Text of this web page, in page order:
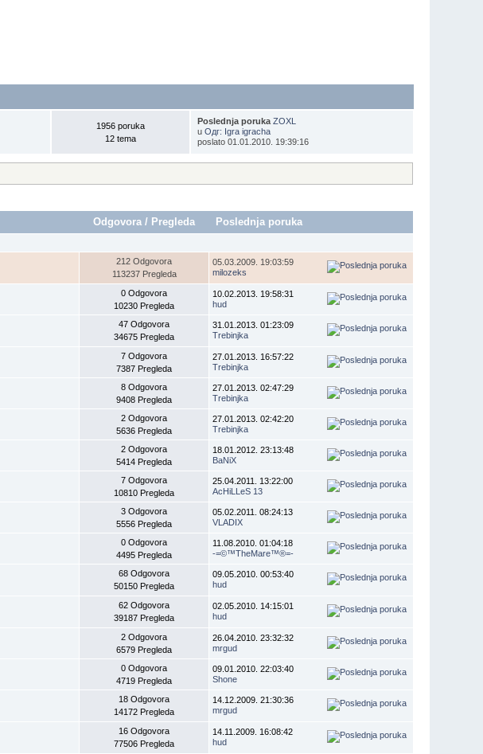
1956 poruka
12 tema
Poslednja poruka ZOXL
u Одг: Igra igracha
poslato 01.01.2010. 19:39:16
Odgovora/ Pregleda Poslednja poruka
212 Odgovora
113237 Pregleda
05.03.2009. 19:03:59
milozeks
0 Odgovora
10230 Pregleda
10.02.2013. 19:58:31
hud
47 Odgovora
34675 Pregleda
31.01.2013. 01:23:09
Trebinjka
7 Odgovora
7387 Pregleda
27.01.2013. 16:57:22
Trebinjka
8 Odgovora
9408 Pregleda
27.01.2013. 02:47:29
Trebinjka
2 Odgovora
5636 Pregleda
27.01.2013. 02:42:20
Trebinjka
2 Odgovora
5414 Pregleda
18.01.2012. 23:13:48
BaNiX
7 Odgovora
10810 Pregleda
25.04.2011. 13:22:00
AcHiLLeS 13
3 Odgovora
5556 Pregleda
05.02.2011. 08:24:13
VLADIX
0 Odgovora
4495 Pregleda
11.08.2010. 01:04:18
-=©™TheMare™®=-
68 Odgovora
50150 Pregleda
09.05.2010. 00:53:40
hud
62 Odgovora
39187 Pregleda
02.05.2010. 14:15:01
hud
2 Odgovora
6579 Pregleda
26.04.2010. 23:32:32
mrgud
0 Odgovora
4719 Pregleda
09.01.2010. 22:03:40
Shone
18 Odgovora
14172 Pregleda
14.12.2009. 21:30:36
mrgud
16 Odgovora
77506 Pregleda
14.11.2009. 16:08:42
hud